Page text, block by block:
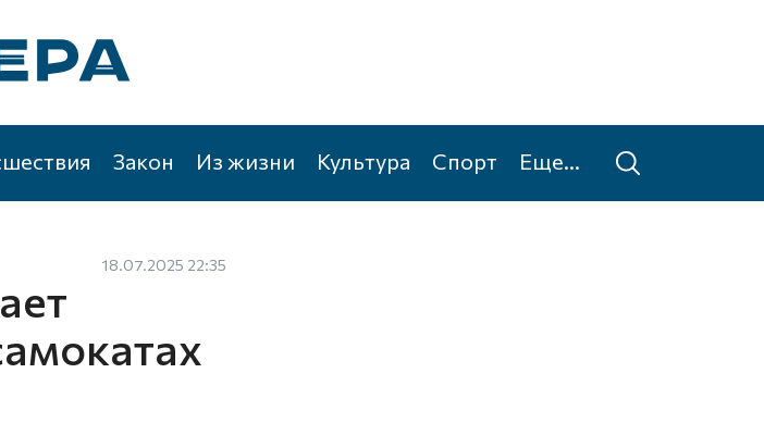
Закон Из жизни Культура Спорт Еще...
18.07.2025 22:35